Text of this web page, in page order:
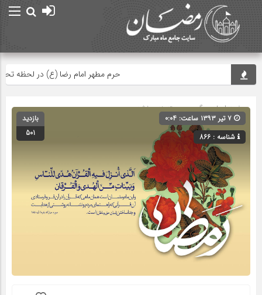
حرم مطهر امام رضا (ع) در لحظه تحویل
صفحه اصلی» گروه » دسته‌بندی نشده
شناسه : 866
بازدید
501